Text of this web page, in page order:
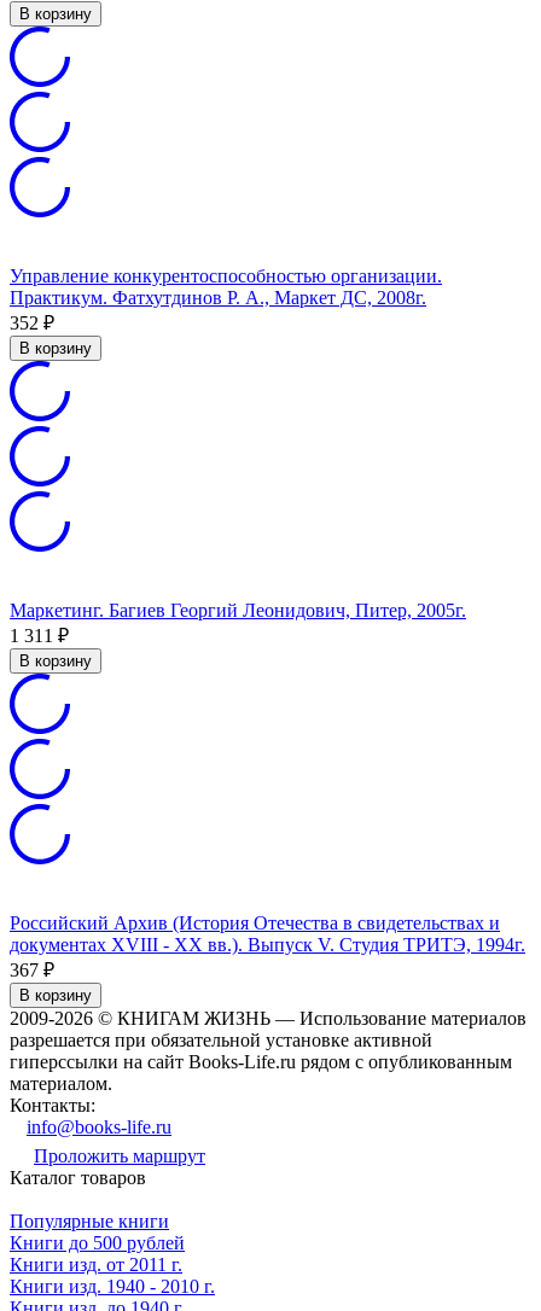
В корзину
Управление конкурентоспособностью организации.
Практикум. Фатхутдинов Р. А., Маркет ДС, 2008г.
352 ₽
В корзину
Маркетинг. Багиев Георгий Леонидович, Питер, 2005г.
1 311 ₽
В корзину
Российский Архив (История Отечества в свидетельствах и
документах XVIII - XX вв.). Выпуск V. Студия ТРИТЭ, 1994г.
367 ₽
В корзину
2009-2026 © КНИГАМ ЖИЗНЬ — Использование материалов
разрешается при обязательной установке активной
гиперссылки на сайт Books-Life.ru рядом с опубликованным
материалом.
Контакты:
info@books-life.ru
Проложить маршрут
Каталог товаров
Популярные книги
Книги до 500 рублей
Книги изд. от 2011 г.
Книги изд. 1940 - 2010 г.